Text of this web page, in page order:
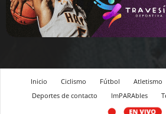
Inicio Ciclismo Fútbol Atletismo
Deportes de contacto
ImPARAbles